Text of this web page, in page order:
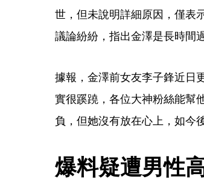
世，但未說明詳細原因，僅表
議論紛紛，指出金澤是長時間
據報，金澤前女友李子鋒近日
實很蹊蹺，各位大神粉絲能幫
負，但她沒有放在心上，如今
爆料疑遭男性